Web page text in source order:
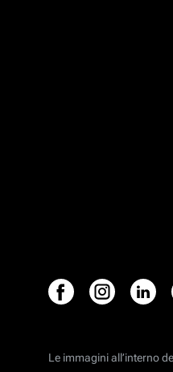
Le immagini all’interno